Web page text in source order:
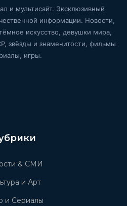
и мультисайт. Эксклюзивный
информации. Новости,
искусство, девушки мира,
звёзды и знаменитости, фильмы
игры.
& СМИ
и Арт
и Сериалы